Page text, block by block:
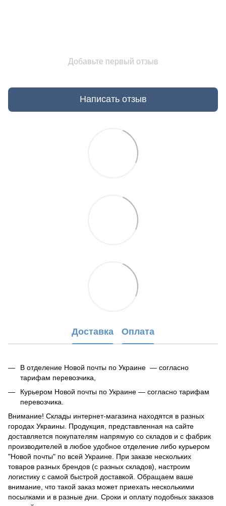
Добавьте первый отзыв
Написать отзыв
Доставка Оплата
В отделение Новой почты по Украине — согласно
тарифам перевозчика,
Курьером Новой почты по Украине — согласно тарифам
перевозчика.
Внимание! Склады интернет-магазина находятся в разных
городах Украины. Продукция, представленная на сайте
доставляется покупателям напрямую со складов и с фабрик
производителей в любое удобное отделение либо курьером
"Новой почты" по всей Украине. При заказе нескольких
товаров разных брендов (с разных складов), настроим
логистику с самой быстрой доставкой. Обращаем ваше
внимание, что такой заказ может приехать несколькими
посылками и в разные дни. Сроки и оплату подобных заказов